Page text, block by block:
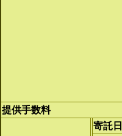
提供手数料
寄託日